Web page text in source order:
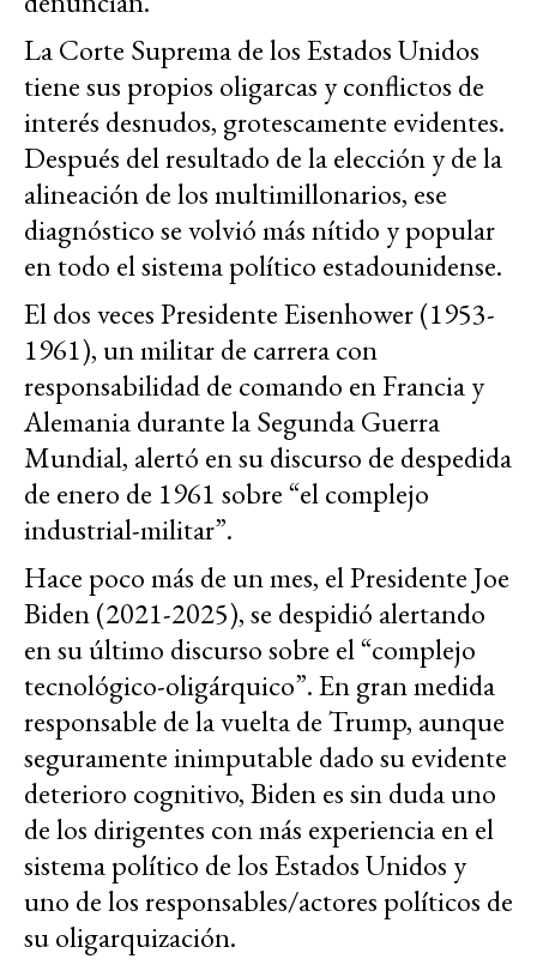
La Corte Suprema de los Estados Unidos
tiene sus propios oligarcas y conflictos de
interés desnudos, grotescamente evidentes.
Después del resultado de la elección y de la
alineación de los multimillonarios, ese
diagnóstico se volvió más nítido y popular
en todo el sistema político estadounidense.
El dos veces Presidente Eisenhower (1953-
1961), un militar de carrera con
responsabilidad de comando en Francia y
Alemania durante la Segunda Guerra
Mundial, alertó en su discurso de despedida
de enero de 1961 sobre “el complejo
industrial-militar”.
Hace poco más de un mes, el Presidente Joe
Biden (2021-2025), se despidió alertando
en su último discurso sobre el “complejo
tecnológico-oligárquico”. En gran medida
responsable de la vuelta de Trump, aunque
seguramente inimputable dado su evidente
deterioro cognitivo, Biden es sin duda uno
de los dirigentes con más experiencia en el
sistema político de los Estados Unidos y
uno de los responsables/actores políticos de
su oligarquización.